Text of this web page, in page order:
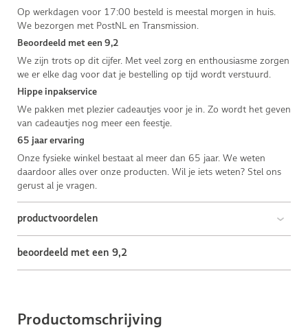
Op werkdagen voor 17:00 besteld is meestal morgen in huis.
We bezorgen met PostNL en Transmission.
Beoordeeld met een 9,2
We zijn trots op dit cijfer. Met veel zorg en enthousiasme zorgen
we er elke dag voor dat je bestelling op tijd wordt verstuurd.
Hippe inpakservice
We pakken met plezier cadeautjes voor je in. Zo wordt het geven
van cadeautjes nog meer een feestje.
65 jaar ervaring
Onze fysieke winkel bestaat al meer dan 65 jaar. We weten
daardoor alles over onze producten. Wil je iets weten? Stel ons
gerust al je vragen.
productvoordelen
beoordeeld met een 9,2
Productomschrijving